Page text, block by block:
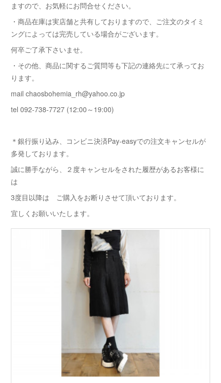
ますので、お気軽にお問合せください。
・商品在庫は実店舗と共有しておりますので、ご注文のタイミ
ングによっては完売している場合がございます。
何卒ご了承下さいませ。
・その他、商品に関するご質問等も下記の連絡先にて承ってお
ります。
mail chaosbohemia_rh@yahoo.co.jp
tel 092-738-7727 (12:00～19:00)
＊銀行振り込み、コンビニ決済Pay-easyでの注文キャンセルが
多発しております。
誠に勝手ながら、２度キャンセルをされた履歴があるお客様に
は
3度目以降は ご購入をお断りさせて頂いております。
宜しくお願いいたします。